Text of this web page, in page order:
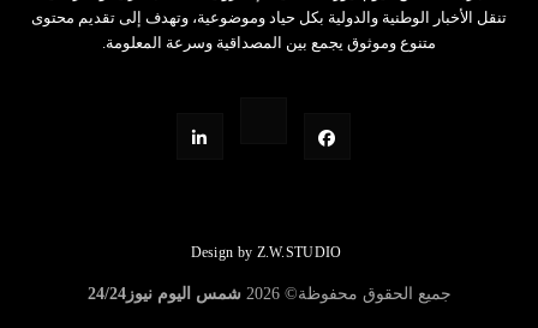
تنقل الأخبار الوطنية والدولية بكل حياد وموضوعية، وتهدف إلى تقديم محتوى
متنوع وموثوق يجمع بين المصداقية وسرعة المعلومة.
Design by Z.W.STUDIO
جميع الحقوق محفوظة©2026 شمس اليوم نيوز24/24